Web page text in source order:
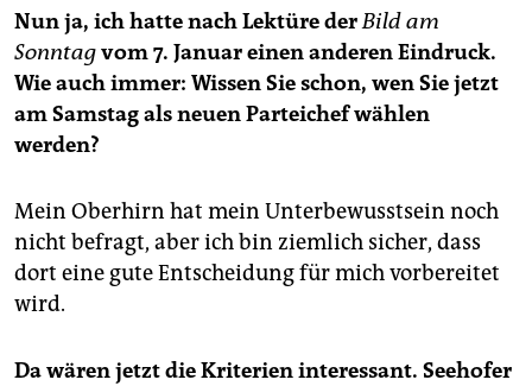
Nun ja, ich hatte nach Lektüre derBild am
Sonntagvom 7. Januar einen anderen Eindruck.
Wie auch immer: Wissen Sie schon, wen Sie jetzt
am Samstag als neuen Parteichef wählen
werden?
Mein Oberhirn hat mein Unterbewusstsein noch
nicht befragt, aber ich bin ziemlich sicher, dass
dort eine gute Entscheidung für mich vorbereitet
wird.
Da wären jetzt die Kriterien interessant. Seehofer